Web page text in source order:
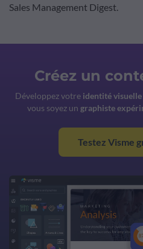
Sales Management Digest.
Créez un
Développez votre identité visuelle
vous soyez un graphiste
Testez Visme